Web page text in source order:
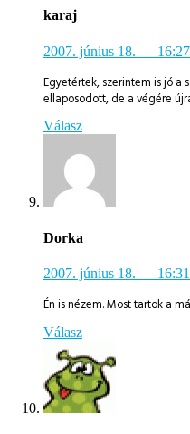
karaj
2007. június 18. —
Egyetértek, szerintem is jó a
ellaposodott, de a végére
Válasz
Dorka
2007. június 18. —
Én is nézem. Most tartok a
Válasz